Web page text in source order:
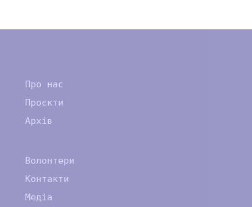
Про нас
Проєкти
Архів
Волонтери
Контакти
Медіа